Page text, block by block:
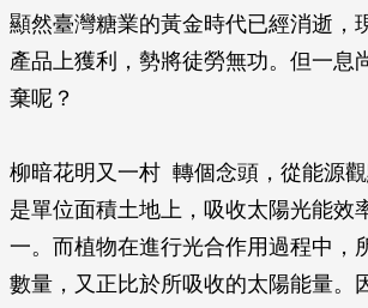
顯然臺灣糖業的黃金時代已經消逝，
產品上獲利，勢將徒勞無功。但一息
棄呢？
柳暗花明又一村 轉個念頭，從能源
是單位面積土地上，吸收太陽光能效
一。而植物在進行光合作用過程中，
數量，又正比於所吸收的太陽能量。